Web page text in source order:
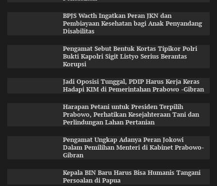
BPJS Wacth Ingatkan Peran JKN dan
Pembiayaan Kesehatan bagi Anak Penyandang
Disabilitas
Pengamat Sebut Bentuk Kortas Tipikor Polri
Bukti Kapolri Sigit Listyo Serius Berantas
Korupsi
Jadi Oposisi Tunggal, PDIP Harus Kerja Keras
Hadapi KIM di Pemerintahan Prabowo -Gibran
Harapan Petani untuk Presiden Terpilih
Prabowo, Perhatikan Kesejahteraan Tani dan
Perlindungan Lahan Pertanian
Pengamat Ungkap Adanya Peran Jokowi
Dalam Pemilihan Menteri di Kabinet Prabowo-
Gibran
Kepala BIN Baru Harus Bisa Humanis Tangani
Persoalan di Papua